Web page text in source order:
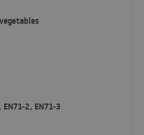
EN71-2, EN71-3